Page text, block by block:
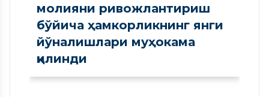
молияни ривожлантириш
бўйича ҳамкорликнинг янги
йўналишлари муҳокама
қилинди